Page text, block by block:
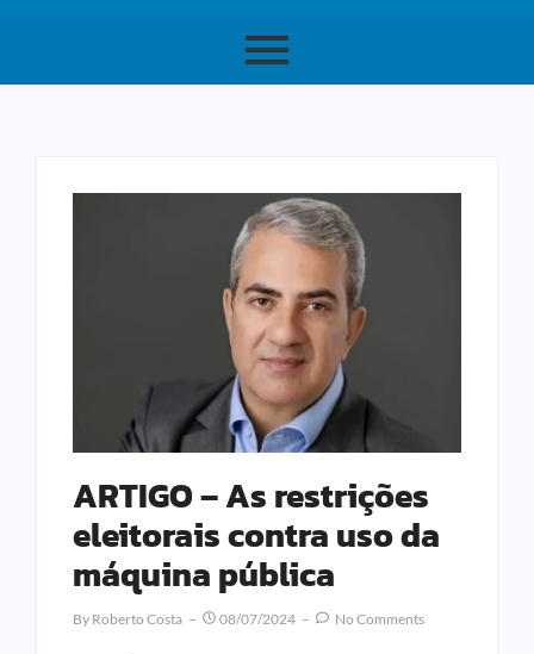
ARTIGO – As restrições
eleitorais contra uso da
máquina pública
By Roberto Costa 08/07/2024 No Comments